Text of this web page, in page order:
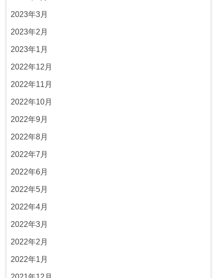
2023年3月
2023年2月
2023年1月
2022年12月
2022年11月
2022年10月
2022年9月
2022年8月
2022年7月
2022年6月
2022年5月
2022年4月
2022年3月
2022年2月
2022年1月